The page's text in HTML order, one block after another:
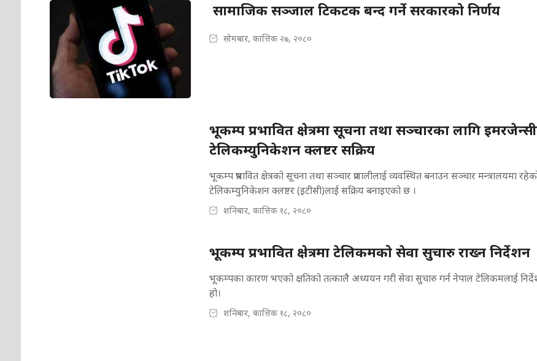
सामाजिक सञ्जाल टिकटक बन्द गर्ने सरकारको निर्णय
सोमबार, कात्तिक २७, २०८०
भूकम्प प्रभावित क्षेत्रमा सूचना तथा सञ्चारका लागि इमरजेन्सी
टेलिकम्युनिकेशन क्लष्टर सक्रिय
भूकम्प प्रभावित क्षेत्रको सूचना तथा सञ्चार प्रणालीलाई व्यवस्थित बनाउन सञ्चार मन्त्रालयमा
टेलिकम्युनिकेशन क्लष्टर (इटीसी)लाई सक्रिय बनाइएको छ ।
शनिबार, कात्तिक १८, २०८०
भूकम्प प्रभावित क्षेत्रमा टेलिकमको सेवा सुचारु राख्न निर्देशन
भूकम्पका कारण भएको क्षतिको तत्कालै अध्ययन गरी सेवा सुचारु गर्न नेपाल टेलिकमलाई
हो।
शनिबार, कात्तिक १८, २०८०